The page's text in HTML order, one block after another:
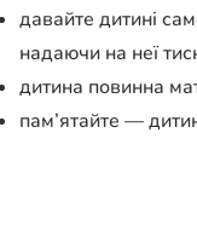
давайте дитині
надаючи на неї
дитина повинна
пам’ятайте —